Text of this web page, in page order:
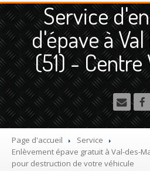
ENLÈVEMENTÉPAVE
Quoi?
Scooteret Moto
Camion
et Poids Lourd
Utilitaire
Démolisseuragrée VHU gratuit
Mettre à la casse sa voiture
Service
d'épave à
(51) - Centre
Page d'accueil
Service
Enlèvement épave gratuit à Val-des-
pour destruction de votre véhicule